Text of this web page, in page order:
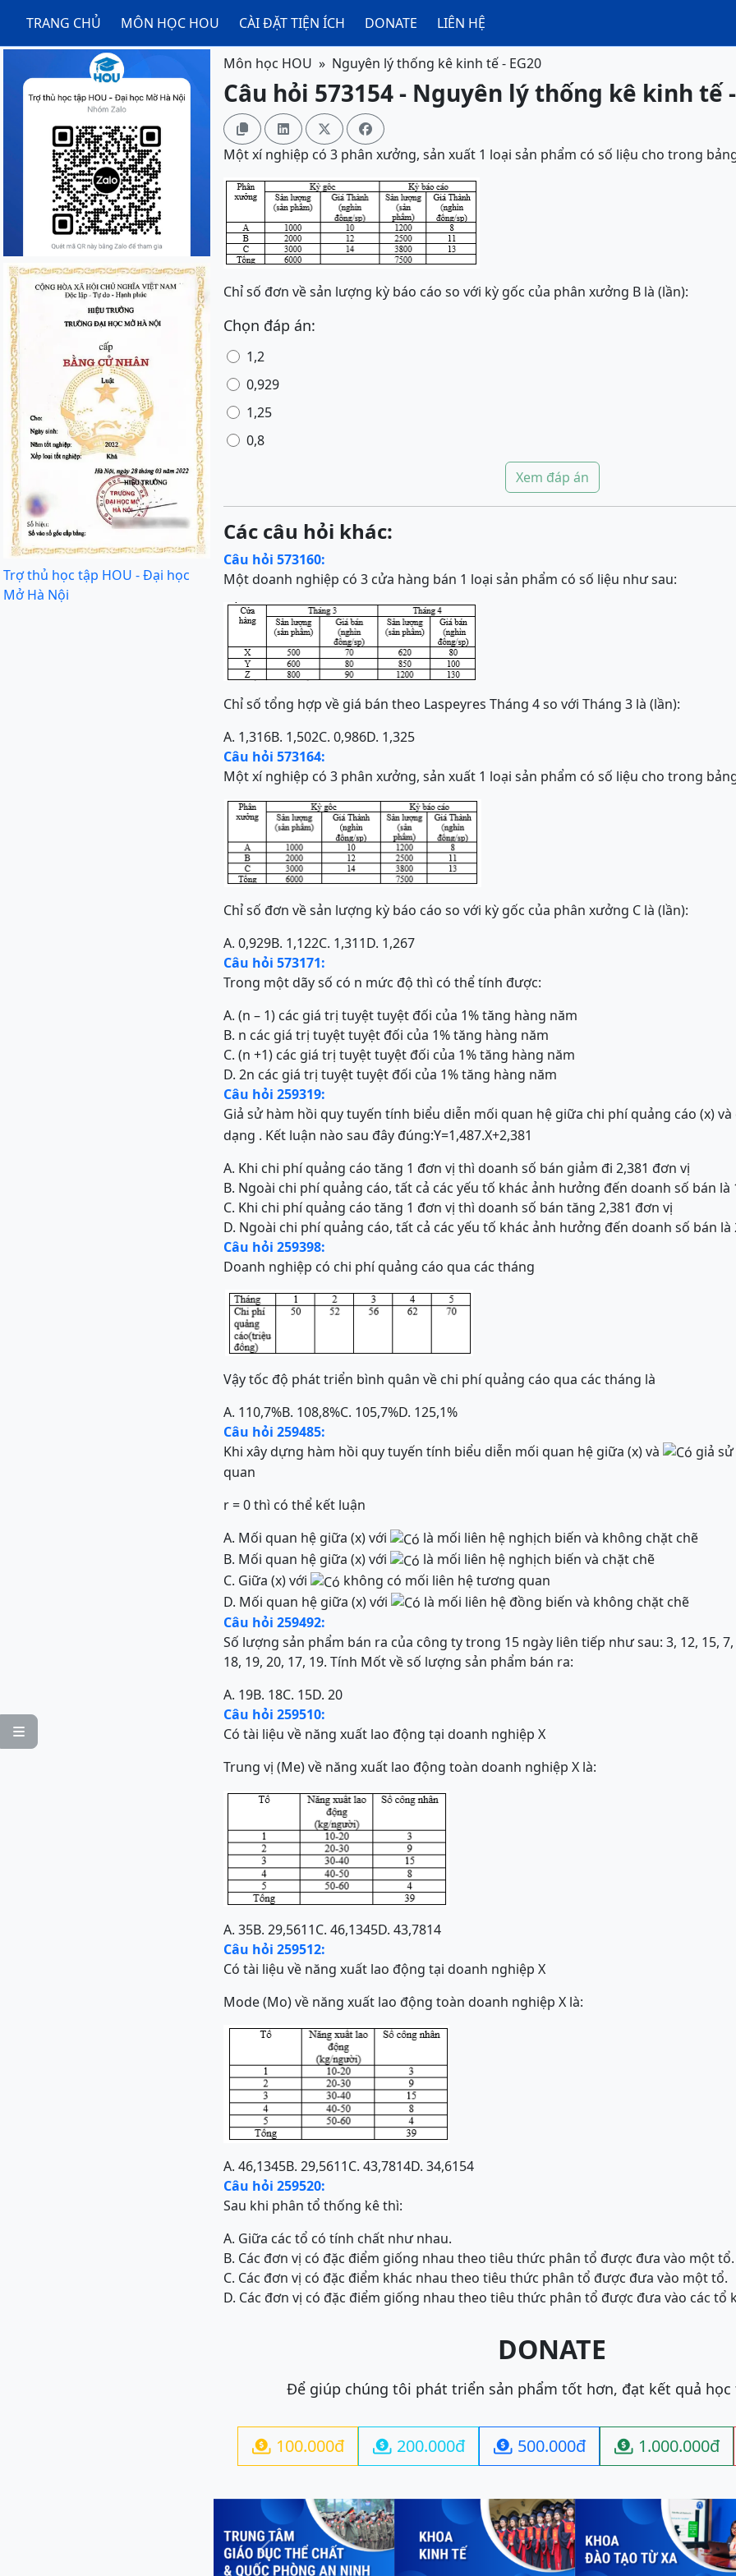
TRANG CHỦ MÔN HỌC HOU CÀI ĐẶT TIỆN ÍCH DONATE LIÊN HỆ

Trợ thủ học tập HOU - Đại học
Mở Hà Nội
Môn học HOU Nguyên lý thống kê kinh tế - EG20
Câu hỏi 573154 - Nguyên lý thống kê kinh tế -
   
Một xí nghiệp có 3 phân xưởng, sản xuất 1 loại sản phẩm có số liệu cho trong
Chỉ số đơn về sản lượng kỳ báo cáo so với kỳ gốc của phân xưởng B là (lần):
Chọn đáp án:
1,2
0,929
1,25
0,8
Xem đáp án
Các câu hỏi khác:
Câu hỏi 573160:
Một doanh nghiệp có 3 cửa hàng bán 1 loại sản phẩm có số liệu như sau:
Chỉ số tổng hợp về giá bán theo Laspeyres Tháng 4 so với Tháng 3 là (lần):
A. 1,316B. 1,502C. 0,986D. 1,325
Câu hỏi 573164:
Một xí nghiệp có 3 phân xưởng, sản xuất 1 loại sản phẩm có số liệu cho trong
Chỉ số đơn về sản lượng kỳ báo cáo so với kỳ gốc của phân xưởng C là (lần):
A. 0,929B. 1,122C. 1,311D. 1,267
Câu hỏi 573171:
Trong một dãy số có n mức độ thì có thể tính được:
A. (n – 1) các giá trị tuyệt tuyệt đối của 1% tăng hàng năm
B. n các giá trị tuyệt tuyệt đối của 1% tăng hàng năm
C. (n +1) các giá trị tuyệt tuyệt đối của 1% tăng hàng năm
D. 2n các giá trị tuyệt tuyệt đối của 1% tăng hàng năm
Câu hỏi 259319:
Giả sử hàm hồi quy tuyến tính biểu diễn mối quan hệ giữa chi phí quảng cáo (x)
dạng . Kết luận nào sau đây đúng:Y=1,487.X+2,381
A. Khi chi phí quảng cáo tăng 1 đơn vị thì doanh số bán giảm đi 2,381 đơn vị
B. Ngoài chi phí quảng cáo, tất cả các yếu tố khác ảnh hưởng đến doanh số bán là
C. Khi chi phí quảng cáo tăng 1 đơn vị thì doanh số bán tăng 2,381 đơn vị
D. Ngoài chi phí quảng cáo, tất cả các yếu tố khác ảnh hưởng đến doanh số bán là
Câu hỏi 259398:
Doanh nghiệp có chi phí quảng cáo qua các tháng
Vậy tốc độ phát triển bình quân về chi phí quảng cáo qua các tháng là
A. 110,7%B. 108,8%C. 105,7%D. 125,1%
Câu hỏi 259485:
Khi xây dựng hàm hồi quy tuyến tính biểu diễn mối quan hệ giữa (x) và
giả
quan
r = 0 thì có thể kết luận
A. Mối quan hệ giữa (x) với
là mối liên hệ nghịch biến và không chặt chẽ
B. Mối quan hệ giữa (x) với
là mối liên hệ nghịch biến và chặt chẽ
C. Giữa (x) với
không có mối liên hệ tương quan
D. Mối quan hệ giữa (x) với
là mối liên hệ đồng biến và không chặt chẽ
Câu hỏi 259492:
Số lượng sản phẩm bán ra của công ty trong 15 ngày liên tiếp như sau: 3, 12, 15, 7,
18, 19, 20, 17, 19. Tính Mốt về số lượng sản phẩm bán ra:
A. 19B. 18C. 15D. 20
Câu hỏi 259510:
Có tài liệu về năng xuất lao động tại doanh nghiệp X
Trung vị (Me) về năng xuất lao động toàn doanh nghiệp X là:
A. 35B. 29,5611C. 46,1345D. 43,7814
Câu hỏi 259512:
Có tài liệu về năng xuất lao động tại doanh nghiệp X
Mode (Mo) về năng xuất lao động toàn doanh nghiệp X là:
A. 46,1345B. 29,5611C. 43,7814D. 34,6154
Câu hỏi 259520:
Sau khi phân tổ thống kê thì:
A. Giữa các tổ có tính chất như nhau.
B. Các đơn vị có đặc điểm giống nhau theo tiêu thức phân tổ được đưa vào một tổ.
C. Các đơn vị có đặc điểm khác nhau theo tiêu thức phân tổ được đưa vào một tổ.
D. Các đơn vị có đặc điểm giống nhau theo tiêu thức phân tổ được đưa vào các tổ
DONATE
Để giúp chúng tôi phát triển sản phẩm tốt hơn, đạt kết quả học
 100.000đ  200.000đ  500.000đ  1.000.000đ
Previous